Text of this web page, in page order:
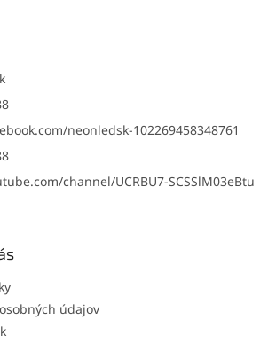
neonledsk-102269458348761
channel/UCRBU7-SCSSlM03eBtu
údajov